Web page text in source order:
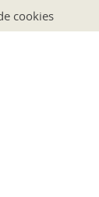
cookies